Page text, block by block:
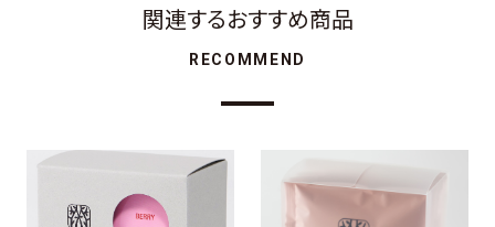
関連するおすすめ商品
RECOMMEND